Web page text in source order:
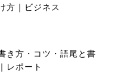
方｜ビジネス
き方・コツ・語尾と書
レポート